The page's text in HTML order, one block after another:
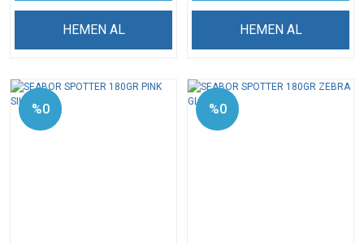
HEMEN AL HEMEN AL
%0 %0